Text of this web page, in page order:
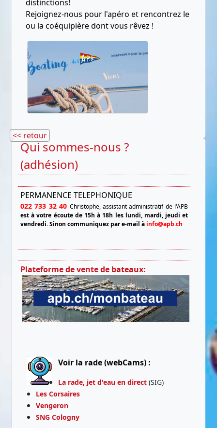
distinctions!
Rejoignez-nous pour l'apéro et rencontrez le
ou la coéquipière dont vous rêvez !
<< retour
Qui sommes-nous ?
(adhésion)
PERMANENCE TELEPHONIQUE
022 733 32 40 Christophe, assistant administratif de l'APB
est à votre écoute de 15h à 18h les lundi, mardi, jeudi et
vendredi.Sinon communiquez par e-mail à info@apb.ch
Plateforme de vente de bateaux:
Voir la rade (webCams) :
La rade, jet d'eau en direct(SIG)
Les Corsaires
Vengeron
SNG Cologny